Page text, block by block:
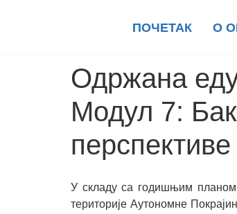
ПОЧЕТАК О
Одржана
Модул 7:
перспективе
У складу са годишњим планом
територије Аутономне